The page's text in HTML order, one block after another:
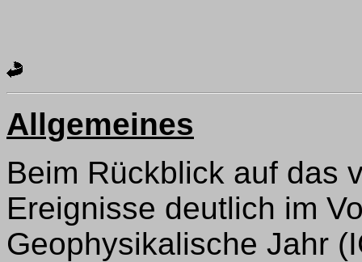
Allgemeines
Beim Rückblick auf das
Ereignisse deutlich im
Geophysikalische Jahr